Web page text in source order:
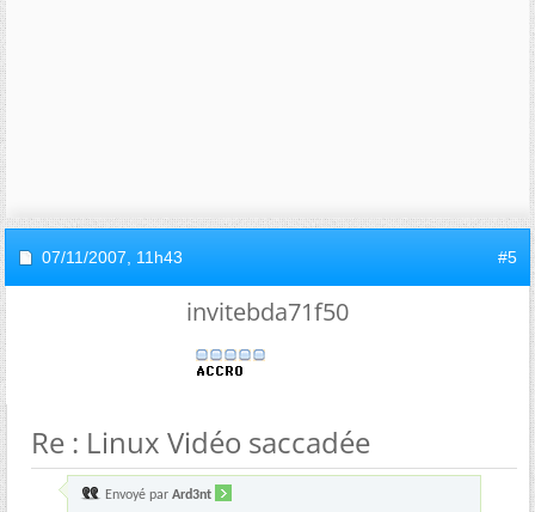
07/11/2007, 11h43 #5
invitebda71f50
Re : Linux Vidéo saccadée
Envoyé par Ard3nt